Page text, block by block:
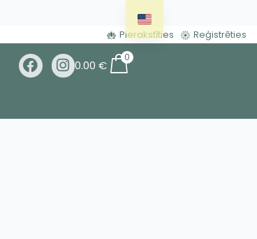
Pierakstīties Reģistrēties
0.00€
0